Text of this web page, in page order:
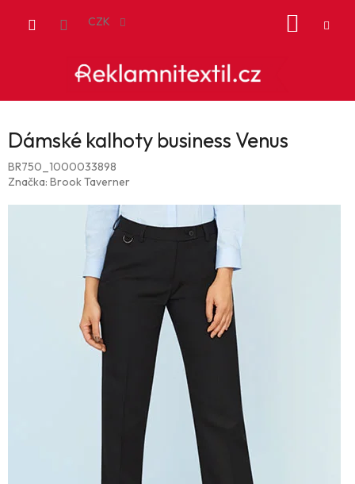
CZK
Dámské kalhoty business Venus
BR750_1000033898
Značka: Brook Taverner